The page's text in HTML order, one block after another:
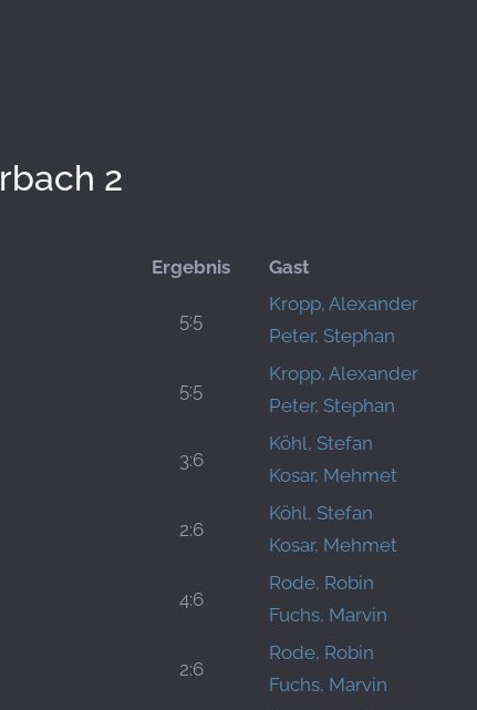
2
Ergebnis Gast
5:5
Kropp, Alexander
Peter, Stephan
5:5
Kropp, Alexander
Peter, Stephan
3:6
Köhl, Stefan
Kosar, Mehmet
2:6
Köhl, Stefan
Kosar, Mehmet
4:6
Rode, Robin
Fuchs, Marvin
2:6
Rode, Robin
Fuchs, Marvin